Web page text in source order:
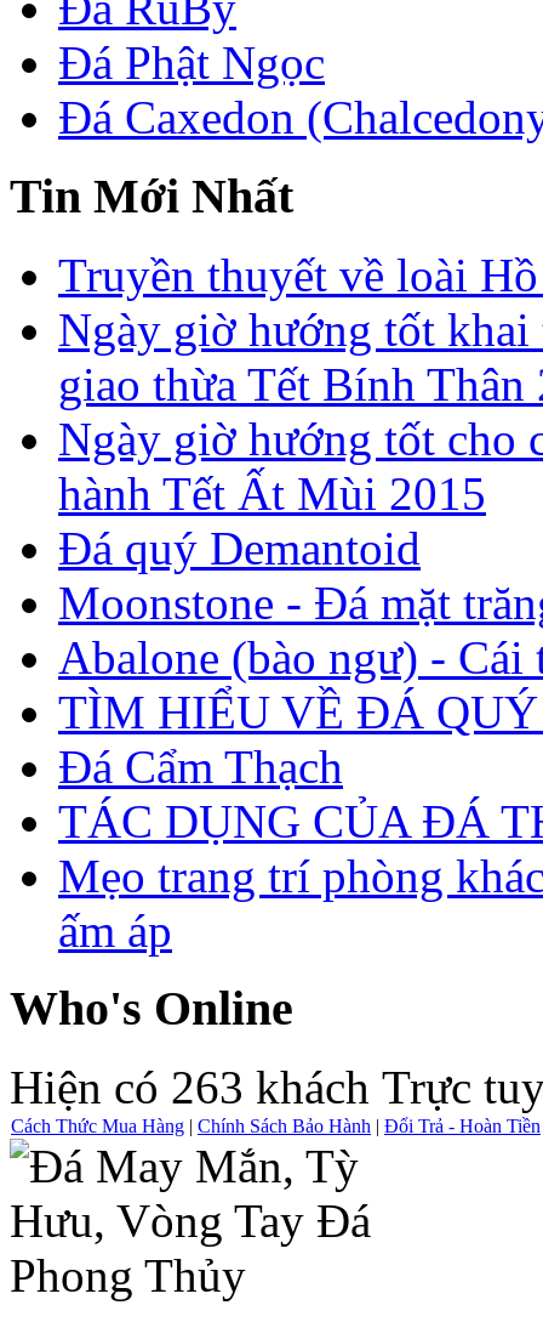
Đá Phật Ngọc
Đá Caxedon
Tin Mới Nhất
Truyền thuyết về loài
Ngày giờ hướng tốt
giao thừa Tết Bính Thân
Ngày giờ hướng tốt cho
hành Tết Ất Mùi 2015
Đá quý Demantoid
Moonstone - Đá mặt
Abalone (bào ngư) - Cái
TÌM HIỂU VỀ ĐÁ QUÝ
Đá Cẩm Thạch
TÁC DỤNG CỦA ĐÁ
Mẹo trang trí phòng
ấm áp
Who's Online
Hiện có 263 khách Trực
Cách Thức Mua Hàng | Chính Sách Bảo Hành | Đổi Trả - Hoàn Tiền